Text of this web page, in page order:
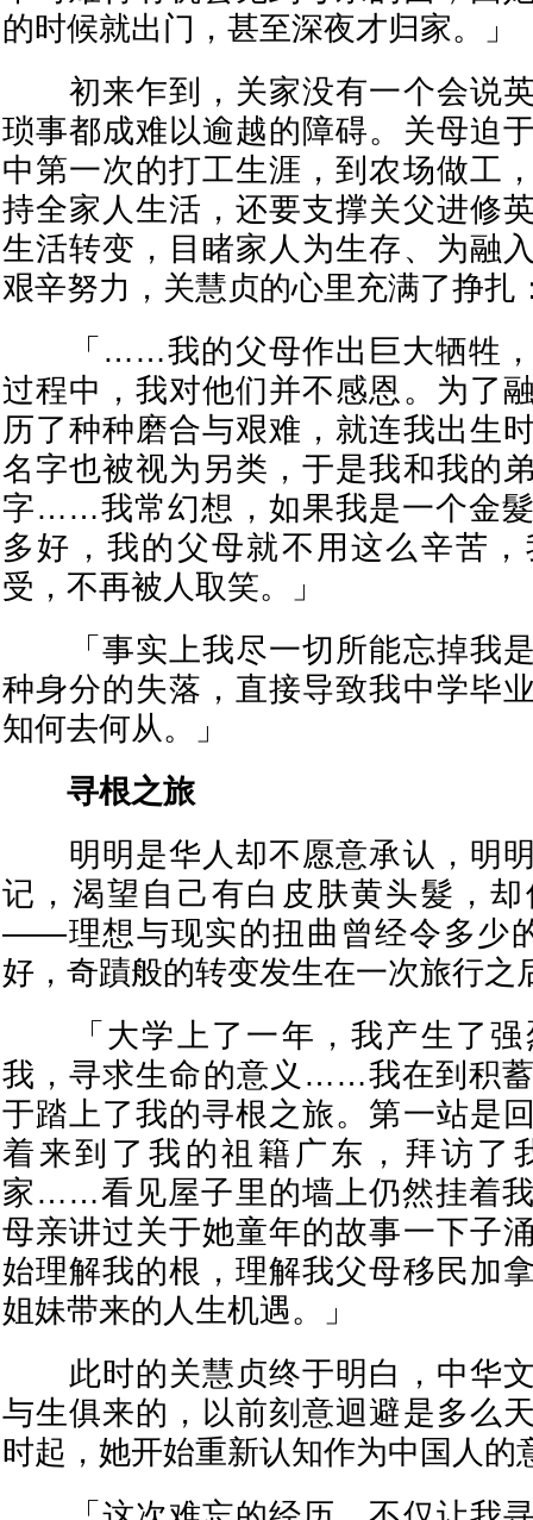
的时候就出门，甚至深夜才归家。」
初来乍到，关家没有一个会说英
琐事都成难以逾越的障碍。关母迫
中第一次的打工生涯，到农场做工
持全家人生活，还要支撑关父进修
生活转变，目睹家人为生存、为融
艰辛努力，关慧贞的心里充满了挣扎
「……我的父母作出巨大牺牲，
过程中，我对他们并不感恩。为了
历了种种磨合与艰难，就连我出生
名字也被视为另类，于是我和我的
字……我常幻想，如果我是一个金
多好，我的父母就不用这么辛苦
受，不再被人取笑。」
「事实上我尽一切所能忘掉我是
种身分的失落，直接导致我中学毕
知何去何从。」
寻根之旅
明明是华人却不愿意承认，明明
记，渴望自己有白皮肤黄头髮，
——理想与现实的扭曲曾经令多少
好，奇蹟般的转变发生在一次旅行之
「大学上了一年，我产生了强
我，寻求生命的意义……我在到积
于踏上了我的寻根之旅。第一站是
着来到了我的祖籍广东，拜访了
家……看见屋子里的墙上仍然挂着
母亲讲过关于她童年的故事一下子
始理解我的根，理解我父母移民加
姐妹带来的人生机遇。」
此时的关慧贞终于明白，中华文
与生俱来的，以前刻意迴避是多么
时起，她开始重新认知作为中国人的